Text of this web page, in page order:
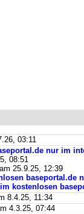
03:11
nur im
08:51
am 25.9.25, 12:39
baseportal.de
kostenlosen
8.4.25, 11:34
4.3.25, 07:44